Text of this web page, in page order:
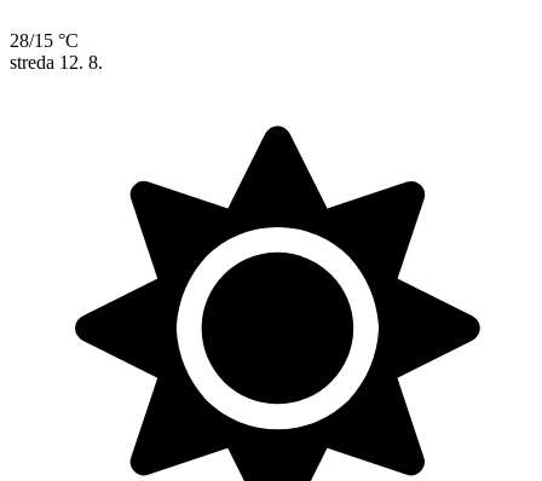
28/15 °C
streda 12. 8.